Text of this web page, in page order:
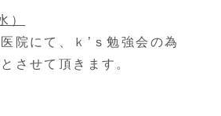
）
院にて、ｋ’ｓ勉強会の為
させて頂きます。